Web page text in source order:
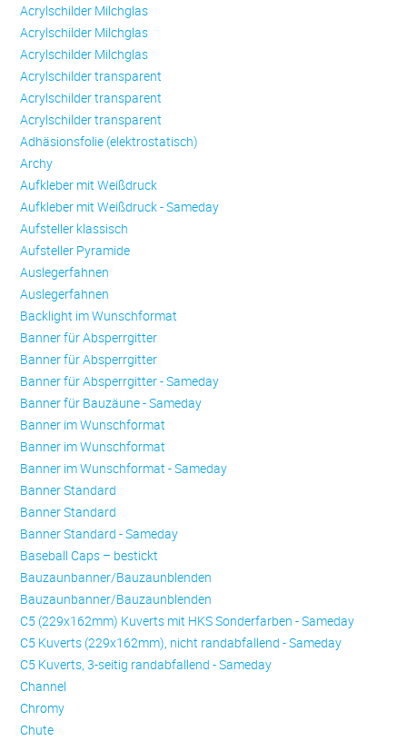
Acrylschilder Milchglas
Acrylschilder Milchglas
Acrylschilder Milchglas
Acrylschilder transparent
Acrylschilder transparent
Acrylschilder transparent
Adhäsionsfolie (elektrostatisch)
Archy
Aufkleber mit Weißdruck
Aufkleber mit Weißdruck - Sameday
Aufsteller klassisch
Aufsteller Pyramide
Auslegerfahnen
Auslegerfahnen
Backlight im Wunschformat
Banner für Absperrgitter
Banner für Absperrgitter
Banner für Absperrgitter - Sameday
Banner für Bauzäune - Sameday
Banner im Wunschformat
Banner im Wunschformat
Banner im Wunschformat - Sameday
Banner Standard
Banner Standard
Banner Standard - Sameday
Baseball Caps – bestickt
Bauzaunbanner/Bauzaunblenden
Bauzaunbanner/Bauzaunblenden
C5 (229x162mm) Kuverts mit HKS Sonderfarben - Sameday
C5 Kuverts (229x162mm), nicht randabfallend - Sameday
C5 Kuverts, 3-seitig randabfallend - Sameday
Channel
Chromy
Chute